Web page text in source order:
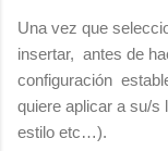
Una vez que
insertar, antes de
configuración
quiere aplicar a su/s
estilo etc…).